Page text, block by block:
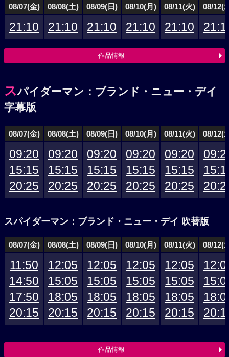
08/07(金) 08/08(土) 08/09(日) 08/10(月) 08/11(火) 08/12(
21:10 21:10 21:10 21:10 21:10
作品情報
スパイダーマン：ブランド・ニュー・デイ
字幕版
08/07(金) 08/08(土) 08/09(日) 08/10(月) 08/11(火) 08/12(
09:20
15:15
20:25
09:20
15:15
20:25
09:20
15:15
20:25
09:20
15:15
20:25
09:20
15:15
20:25
スパイダーマン：ブランド・ニュー・デイ 吹替版
08/07(金) 08/08(土) 08/09(日) 08/10(月) 08/11(火) 08/12(
11:50
14:50
17:50
20:15
12:05
15:05
18:05
20:15
12:05
15:05
18:05
20:15
12:05
15:05
18:05
20:15
12:05
15:05
18:05
20:15
作品情報